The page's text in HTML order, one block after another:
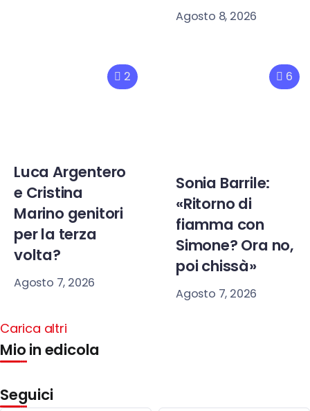
Agosto 8, 2026
2
Luca Argentero
e Cristina
Marino genitori
per la terza
volta?
Agosto 7, 2026
6
Sonia Barrile:
«Ritorno di
fiamma con
Simone? Ora no,
poi chissà»
Agosto 7, 2026
Carica altri
Mio in edicola
Seguici